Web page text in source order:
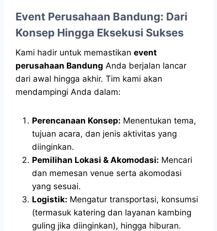
Event Perusahaan Bandung: Dari
Konsep Hingga Eksekusi Sukses
Kami hadir untuk memastikan event
perusahaan Bandung Anda berjalan lancar
dari awal hingga akhir. Tim kami akan
mendampingi Anda dalam:
Perencanaan Konsep: Menentukan tema,
tujuan acara, dan jenis aktivitas yang
diinginkan.
Pemilihan Lokasi & Akomodasi: Mencari
dan memesan venue serta akomodasi
yang sesuai.
Logistik: Mengatur transportasi, konsumsi
(termasuk katering dan layanan kambing
guling jika diinginkan), hingga hiburan.